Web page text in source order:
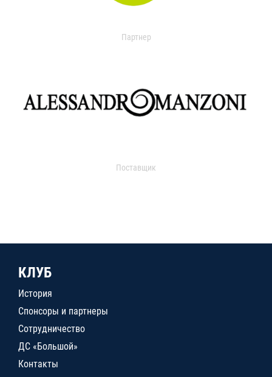
Партнер
Поставщик
КЛУБ
История
Спонсоры и партнеры
Сотрудничество
ДС «Большой»
Контакты